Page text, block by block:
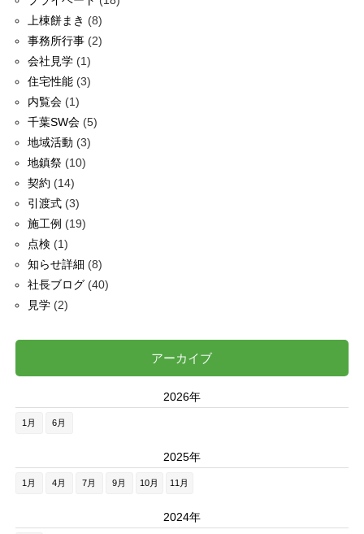
上棟餅まき (8)
事務所行事(2)
会社見学(1)
住宅性能(3)
内覧会(1)
千葉SW会(5)
地域活動 (3)
地鎮祭(10)
契約 (14)
引渡式(3)
施工例 (19)
点検 (1)
知らせ詳細 (8)
社長ブログ(40)
見学(2)
アーカイブ
2026年
1月 6月
2025年
1月 4月 7月 9月 10月 11月
2024年